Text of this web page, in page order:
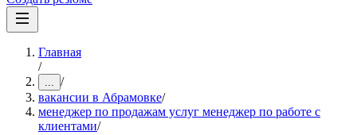
Главная
/
... /
вакансии в Абрамовке/
менеджер по продажам услуг менеджер по работе с
клиентами/